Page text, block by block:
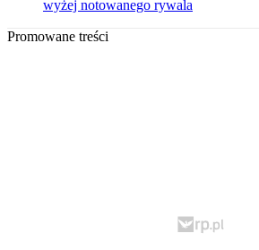
wyżej notowanego rywala
Promowane treści